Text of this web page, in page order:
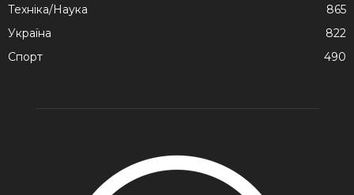
Техніка/Наука
865
Україна
822
Спорт
490